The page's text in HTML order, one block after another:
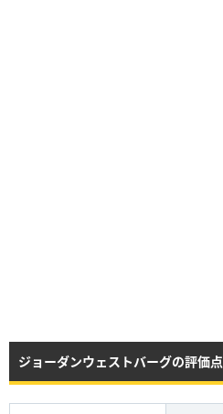
ジョーダンウェストバーグの評価点